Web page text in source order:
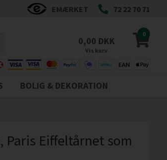
EMÆRKET 72 22 70 71
0
0,00 DKK
Vis kurv
BOLIG & DEKORATION
Eiffeltårnet som